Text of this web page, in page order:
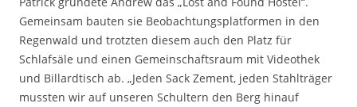
Gemeinsam bauten sie Beobachtungsplatformen in den
Regenwald und trotzten diesem auch den Platz für
Schlafsäle und einen Gemeinschaftsraum mit Videothek
und Billardtisch ab. „Jeden Sack Zement, jeden Stahlträger
mussten wir auf unseren Schultern den Berg hinauf